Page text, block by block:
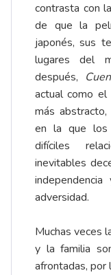
contrasta con
de que la
japonés, sus
lugares del
después,
actual como
más
en la que los
difíciles
inevitables
adversidad.
Muchas veces
y la familia
afrontadas, por